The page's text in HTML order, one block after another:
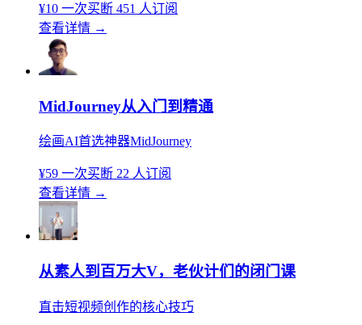
¥10 一次买断 451 人订阅
查看详情 →
MidJourney从入门到精通
绘画AI首选神器MidJourney
¥59 一次买断 22 人订阅
查看详情 →
从素人到百万大V，老伙计们的闭门课
直击短视频创作的核心技巧